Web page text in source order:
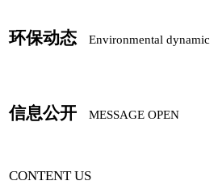
环保动态 Environmental dynamic
信息公开 MESSAGE OPEN
CONTENT US